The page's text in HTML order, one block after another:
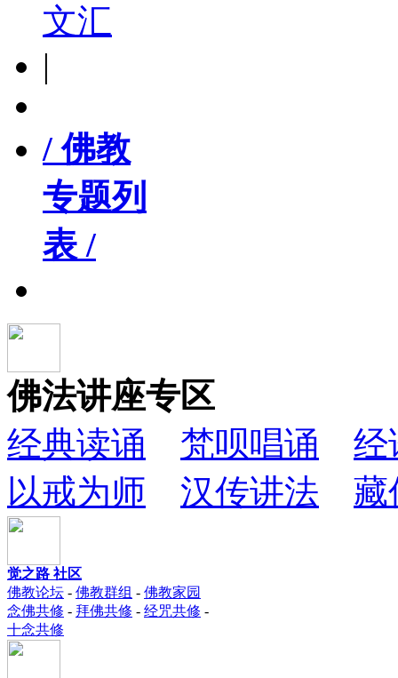
文汇
|
/ 佛教
专题列
表 /
佛法讲座专区
经典读诵
梵呗唱诵
经
以戒为师
汉传讲法 藏
觉之路 社区
佛教论坛 - 佛教群组 - 佛教家园
念佛共修 - 拜佛共修 - 经咒共修 -
十念共修